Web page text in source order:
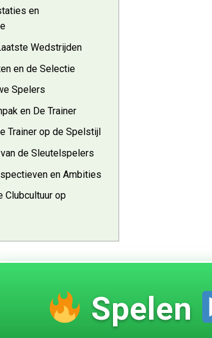
en
Wedstrijden
en de Selectie
Spelers
en De Trainer
Trainer op de Spelstijl
de Sleutelspelers
en Ambities
Clubcultuur op
Spelen